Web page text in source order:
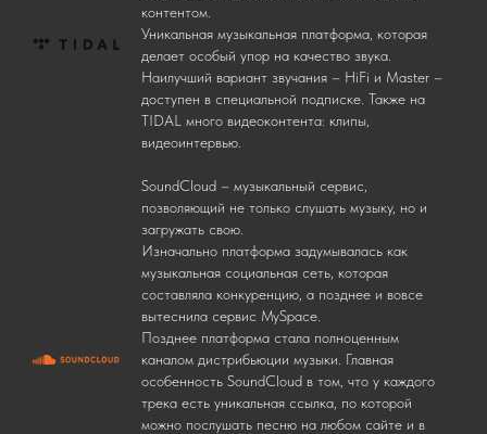
контентом.
Уникальная музыкальная платформа, которая
делает особый упор на качество звука.
Наилучший вариант звучания – HiFi и Master –
доступен в специальной подписке. Также на
TIDAL много видеоконтента: клипы,
видеоинтервью.
SoundCloud – музыкальный сервис,
позволяющий не только слушать музыку, но и
загружать свою.
Изначально платформа задумывалась как
музыкальная социальная сеть, которая
составляла конкуренцию, а позднее и вовсе
вытеснила сервис MySpace.
Позднее платформа стала полноценным
каналом дистрибьюции музыки. Главная
особенность SoundCloud в том, что у каждого
трека есть уникальная ссылка, по которой
можно послушать песню на любом сайте и в